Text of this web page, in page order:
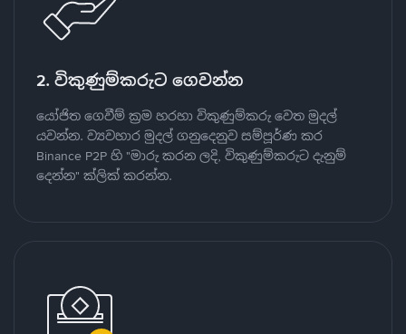
2. විකුණුම්කරුට ගෙවන්න
යෝජිත ගෙවීම් ක්‍රම හරහා විකුණුම්කරු වෙත මුදල්
යවන්න. ව්‍යවහාර මුදල් ගනුදෙනුව සම්පූර්ණ කර
Binance P2P හි "මාරු කරන ලදි, විකුණුම්කරුට දැනුම්
දෙන්න" ක්ලික් කරන්න.